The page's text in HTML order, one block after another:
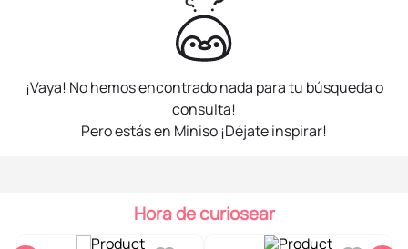
¡Vaya! No hemos encontrado nada para tu búsqueda o
consulta!
Pero estás en Miniso ¡Déjate inspirar!
Hora de curiosear
TÉRMINOS MÁS BUSCADOS
3
peluche
osito cariñosito